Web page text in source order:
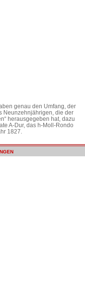
genau den Umfang, der
Neunzehnjährigen, die der
herausgegeben hat, dazu
A-Dur, das h-Moll-Rondo
1827.